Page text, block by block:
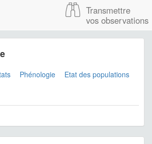
Transmettre
vos observations
Phénologie Etat des populations